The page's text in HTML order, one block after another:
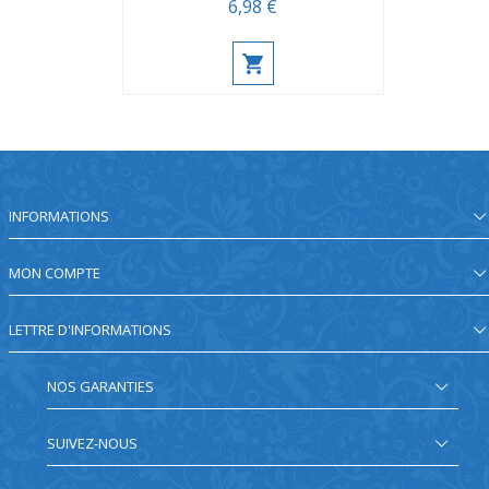
6,98 €
INFORMATIONS
MON COMPTE
LETTRE D'INFORMATIONS
NOS GARANTIES
SUIVEZ-NOUS